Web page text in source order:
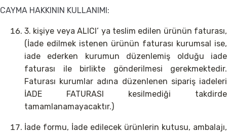
CAYMA HAKKININ KULLANIMI:
3. kişiye veya ALICI’ ya teslim edilen ürünün faturası,
(İade edilmek istenen ürünün faturası kurumsal ise,
iade ederken kurumun düzenlemiş olduğu iade
faturası ile birlikte gönderilmesi gerekmektedir.
Faturası kurumlar adına düzenlenen sipariş iadeleri
İADE FATURASI kesilmediği takdirde
tamamlanamayacaktır.)
İade formu, İade edilecek ürünlerin kutusu, ambalajı,